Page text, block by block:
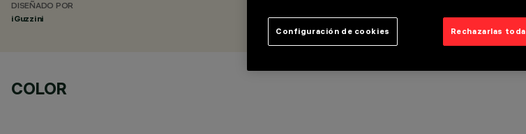
DISEÑADO POR
iGuzzini
COLOR
Rechazarlas
Configuración de cookies